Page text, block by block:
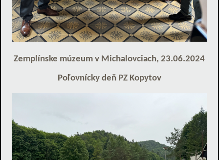
Zemplínske múzeum v Michalovciach, 23.06.2024
Poľovnícky deň PZ Kopytov